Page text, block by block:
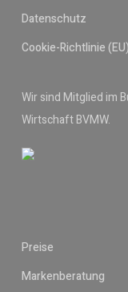
Datenschutz
Cookie-Richtlinie (EU)
Wir sind Mitglied im
Wirtschaft BVMW.
Preise
Markenberatung